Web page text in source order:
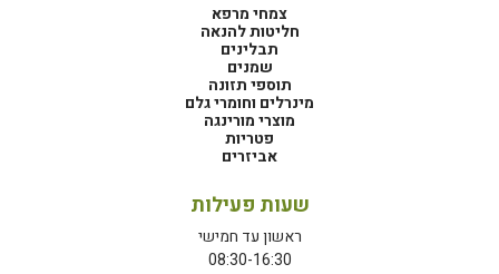
צמחי מרפא
חליטות להנאה
תבלינים
שמנים
תוספי תזונה
מינרלים וחומרי גלם
מוצרי מורינגה
פטריות
אביזרים
שעות פעילות
ראשון עד חמישי
08:30-16:30